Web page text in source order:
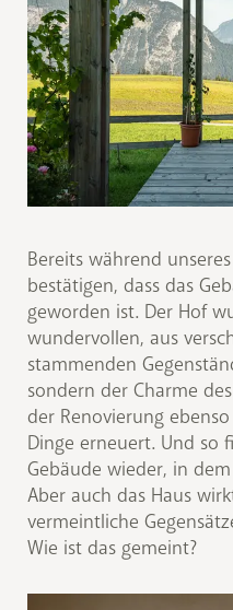
Bereits während
bestätigen, dass das
geworden ist. Der Hof
wundervollen, aus
stammenden
sondern der Charme
der Renovierung
Dinge erneuert. Und so
Gebäude wieder, in
Aber auch das Haus
vermeintliche
Wie ist das gemeint?